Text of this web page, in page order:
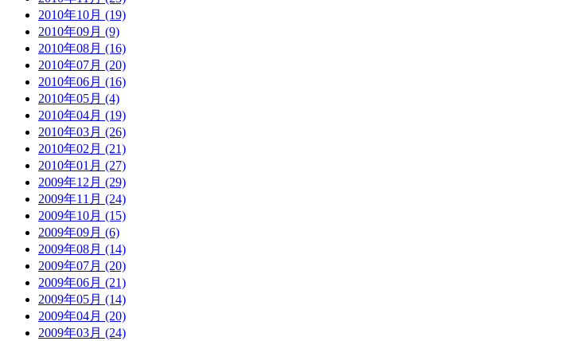
2010年10月 (19)
2010年09月 (9)
2010年08月 (16)
2010年07月 (20)
2010年06月 (16)
2010年05月 (4)
2010年04月 (19)
2010年03月 (26)
2010年02月 (21)
2010年01月 (27)
2009年12月 (29)
2009年11月 (24)
2009年10月 (15)
2009年09月 (6)
2009年08月 (14)
2009年07月 (20)
2009年06月 (21)
2009年05月 (14)
2009年04月 (20)
2009年03月 (24)